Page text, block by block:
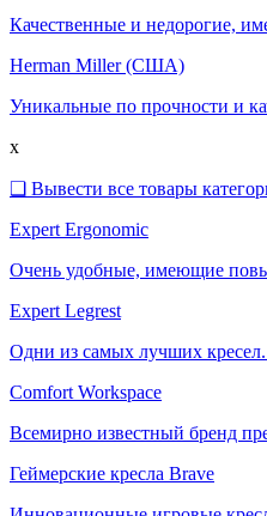
Качественные и недорогие,
Herman Miller (США)
Уникальные по прочности и
x
❑ Вывести все товары
Expert Ergonomic
Очень удобные, имеющие
Expert Legrest
Одни из самых лучших
Comfort Workspace
Всемирно известный бренд
Геймерские кресла Brave